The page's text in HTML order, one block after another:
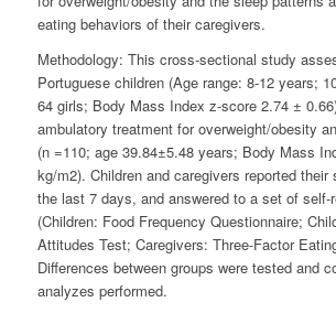
eating behaviors of their caregivers.
Methodology: This cross-sectional study
Portuguese children (Age range: 8-12 years;
64 girls; Body Mass Index z-score 2.74 ±
ambulatory treatment for overweight/obesity
(n =110; age 39.84±5.48 years; Body Mass
kg/m2). Children and caregivers reported their
the last 7 days, and answered to a set of self-
(Children: Food Frequency Questionnaire;
Attitudes Test; Caregivers: Three-Factor
Differences between groups were tested and
analyzes performed.